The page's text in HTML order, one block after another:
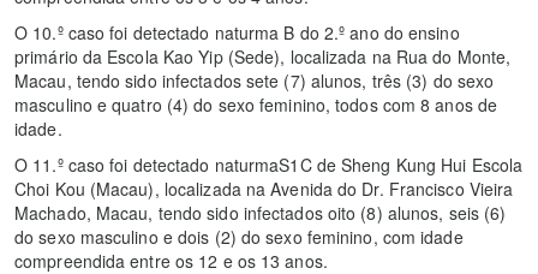
O 10.º caso foi detectado naturma B do 2.º ano do ensino
primário da Escola Kao Yip (Sede), localizada na Rua do Monte,
Macau, tendo sido infectados sete (7) alunos, três (3) do sexo
masculino e quatro (4) do sexo feminino, todos com 8 anos de
idade.
O 11.º caso foi detectado naturmaS1C de Sheng Kung Hui Escola
Choi Kou (Macau), localizada na Avenida do Dr. Francisco Vieira
Machado, Macau, tendo sido infectados oito (8) alunos, seis (6)
do sexo masculino e dois (2) do sexo feminino, com idade
compreendida entre os 12 e os 13 anos.